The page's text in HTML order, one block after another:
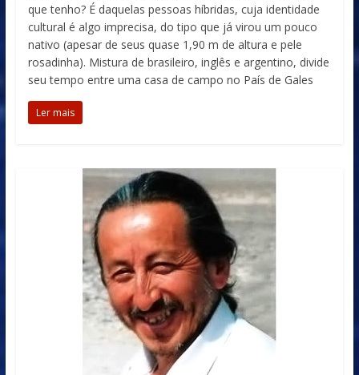
que tenho? É daquelas pessoas híbridas, cuja identidade
cultural é algo imprecisa, do tipo que já virou um pouco
nativo (apesar de seus quase 1,90 m de altura e pele
rosadinha). Mistura de brasileiro, inglês e argentino, divide
seu tempo entre uma casa de campo no País de Gales
Ler mais